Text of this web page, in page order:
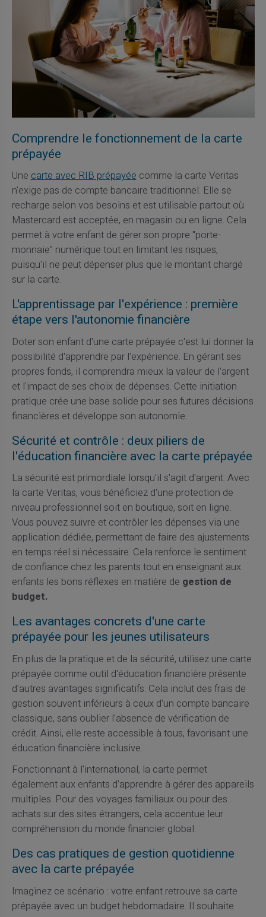
Comprendre le fonctionnement de la carte
prépayée
Unecarte avec RIB prépayéecomme la carte Veritas
n'exige pas de compte bancaire traditionnel. Elle se
recharge selon vos besoins et est utilisable partout où
Mastercard est acceptée, en magasin ou en ligne. Cela
permet à votre enfant de gérer son propre "porte-
monnaie" numérique tout en limitant les risques,
puisqu'il ne peut dépenser plus que le montant chargé
sur la carte.
L'apprentissage par l'expérience : première
étape vers l'autonomie financière
Doter son enfant d'une carte prépayée c'est lui donner la
possibilité d'apprendre par l'expérience. En gérant ses
propres fonds, il comprendra mieux la valeur de l'argent
et l'impact de ses choix de dépenses. Cette initiation
pratique crée une base solide pour ses futures décisions
financières et développe son autonomie.
Sécurité et contrôle : deux piliers de
l'éducation financière avec la carte prépayée
La sécurité est primordiale lorsqu'il s'agit d'argent. Avec
la carte Veritas, vous bénéficiez d'une protection de
niveau professionnel soit en boutique, soit en ligne.
Vous pouvez suivre et contrôler les dépenses via une
application dédiée, permettant de faire des ajustements
en temps réel si nécessaire. Cela renforce le sentiment
de confiance chez les parents tout en enseignant aux
enfants les bons réflexes en matière de gestion de
budget.
Les avantages concrets d'une carte
prépayée pour les jeunes utilisateurs
En plus de la pratique et de la sécurité, utilisez une carte
prépayée comme outil d'éducation financière présente
d'autres avantages significatifs. Cela inclut des frais de
gestion souvent inférieurs à ceux d'un compte bancaire
classique, sans oublier l'absence de vérification de
crédit. Ainsi, elle reste accessible à tous, favorisant une
éducation financière inclusive.
Fonctionnant à l'international, la carte permet
également aux enfants d'apprendre à gérer des appareils
multiples. Pour des voyages familiaux ou pour des
achats sur des sites étrangers, cela accentue leur
compréhension du monde financier global.
Des cas pratiques de gestion quotidienne
avec la carte prépayée
Imaginez ce scénario : votre enfant retrouve sa carte
prépayée avec un budget hebdomadaire. Il souhaite